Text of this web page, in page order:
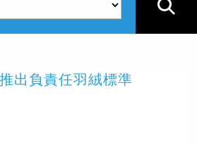
出負責任羽絨標準